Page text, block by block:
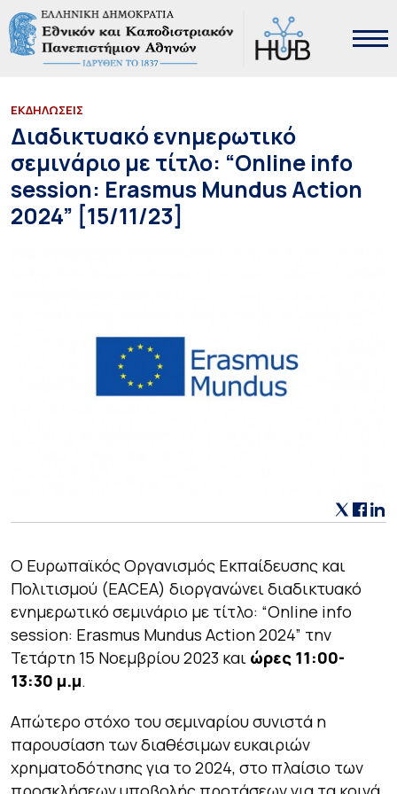
ΕΚΔΗΛΩΣΕΙΣ
Διαδικτυακό ενημερωτικό
σεμινάριο με τίτλο: “Online info
session: Erasmus Mundus Action
2024” [15/11/23]
Ο Ευρωπαϊκός Οργανισμός Εκπαίδευσης και
Πολιτισμού (EACEA) διοργανώνει διαδικτυακό
ενημερωτικό σεμινάριο με τίτλο: “Online info
session: Erasmus Mundus Action 2024” την
Τετάρτη 15 Νοεμβρίου 2023 και ώρες 11:00-
13:30 μ.μ.
Απώτερο στόχο του σεμιναρίου συνιστά η
παρουσίαση των διαθέσιμων ευκαιριών
χρηματοδότησης για το 2024, στο πλαίσιο των